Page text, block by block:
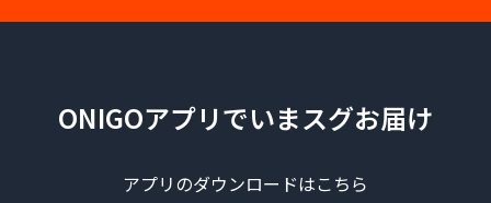
ONIGOアプリでいまスグお届け
アプリのダウンロードはこちら